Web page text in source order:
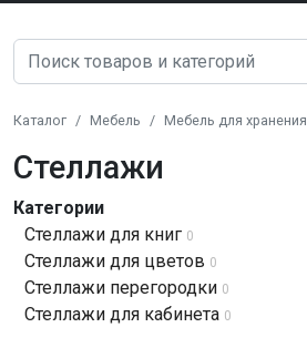
Каталог Мебель Мебель для хранения
Стеллажи
Категории
Стеллажи для книг 0
Стеллажи для цветов 0
Стеллажи перегородки 0
Стеллажи для кабинета 0